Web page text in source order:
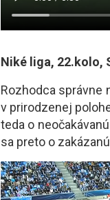
Niké liga, 22.kolo,
Rozhodca správne
v prirodzenej
teda o
sa preto o